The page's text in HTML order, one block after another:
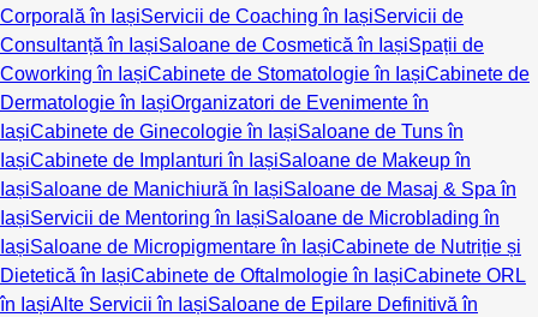
Corporală în IașiServicii de Coaching în IașiServicii de
Consultanță în IașiSaloane de Cosmetică în IașiSpații de
Coworking în IașiCabinete de Stomatologie în IașiCabinete de
Dermatologie în IașiOrganizatori de Evenimente în
IașiCabinete de Ginecologie în IașiSaloane de Tuns în
IașiCabinete de Implanturi în IașiSaloane de Makeup în
IașiSaloane de Manichiură în IașiSaloane de Masaj & Spa în
IașiServicii de Mentoring în IașiSaloane de Microblading în
IașiSaloane de Micropigmentare în IașiCabinete de Nutriție și
Dietetică în IașiCabinete de Oftalmologie în IașiCabinete ORL
în IașiAlte Servicii în IașiSaloane de Epilare Definitivă în